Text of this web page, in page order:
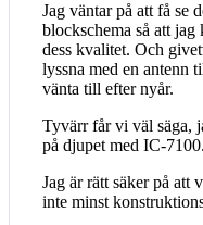
Jag väntar på att få se
blockschema så att
dess kvalitet. Och
lyssna med en antenn
vänta till efter nyår.
Tyvärr får vi väl säga,
på djupet med IC-7100.
Jag är rätt säker på att
inte minst